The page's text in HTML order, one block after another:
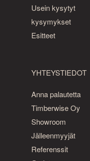
Usein kysytyt
kysymykset
Esitteet
YHTEYSTIEDOT
Anna palautetta
Timberwise Oy
Showroom
Jälleenmyyjät
Referenssit